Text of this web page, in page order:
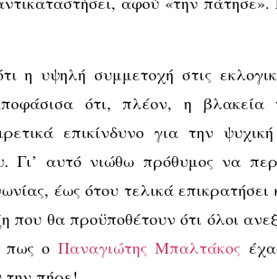
η υψηλή συμμετοχή στις
ότι, πλέον, η βλακεία
επικίνδυνο για την
Γι’ αυτό νιώθω πρόθυμος να
έως ότου τελικά επικρατήσει
που θα προϋποθέτουν ότι όλοι
πως ο Παναγιώτης Μπαλτάκος